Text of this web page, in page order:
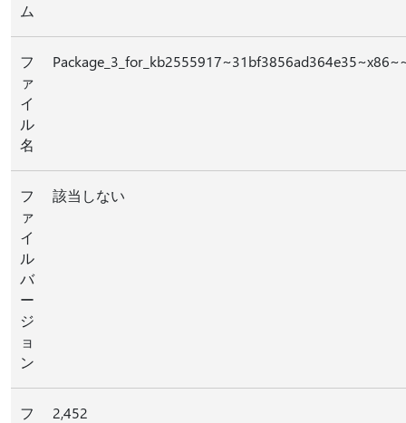
ム
フ
ァ
イ
ル
名
フ
ァ
イ
ル
バ
ー
ジ
ョ
ン
該当しない
フ
2,452